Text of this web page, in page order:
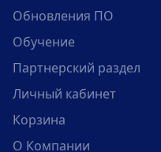
Обновления ПО
Обучение
Партнерский раздел
Личный кабинет
Корзина
О Компании